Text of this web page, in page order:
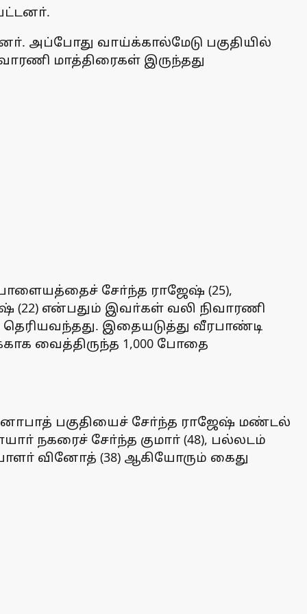
அப்போது வாய்க்கால்மேடு பகுதியில்
மாத்திரைகள் இருந்தது
சோ்ந்த ராஜேஷ் (25),
(22) என்பதும் இவா்கள் வலி நிவாரணி
இதையடுத்து வீரபாண்டி
வைத்திருந்த 1,000 போதை
பகுதியைச் சோ்ந்த ராஜேஷ் மண்டல்
நகரைச் சோ்ந்த குமாா் (48), பல்லடம்
வினோத் (38) ஆகியோரும் கைது